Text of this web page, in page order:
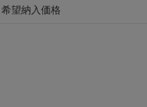
希望納入価格